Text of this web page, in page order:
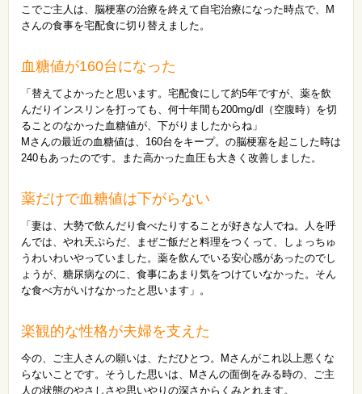
こでご主人は、脳梗塞の治療を終えて自宅治療になった時点で、M
さんの食事を宅配食に切り替えました。
血糖値が160台になった
「替えてよかったと思います。宅配食にして約5年ですが、薬を飲
んだりインスリンを打っても、何十年間も200mg/dl（空腹時）を切
ることのなかった血糖値が、下がりましたからね」
Mさんの最近の血糖値は、160台をキープ。の脳梗塞を起こした時は
240もあったのです。また高かった血圧も大きく改善しました。
薬だけで血糖値は下がらない
「妻は、大勢で飲んだり食べたりすることが好きな人でね。人を呼
んでは、やれ天ぷらだ、まぜご飯だと料理をつくって、しょっちゅ
うわいわいやっていました。薬を飲んでいる安心感があったのでし
ょうが、糖尿病なのに、食事にあまり気をつけていなかった。そん
な食べ方がいけなかったと思います」。
楽観的な性格が夫婦を支えた
今の、ご主人さんの願いは、ただひとつ。Mさんがこれ以上悪くな
らないことです。そうした思いは、Mさんの面倒をみる時の、ご主
人の状態のやさしさや思いやりの深さからくみとれます。